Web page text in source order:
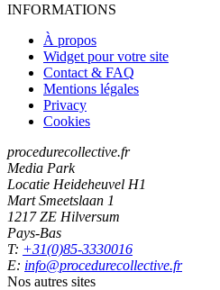
INFORMATIONS
À propos
Widget pour votre site
Contact & FAQ
Mentions légales
Privacy
Cookies
procedurecollective.fr
Media Park
Locatie Heideheuvel H1
Mart Smeetslaan 1
1217 ZE Hilversum
Pays-Bas
T: +31(0)85-3330016
E: info@procedurecollective.fr
Nos autres sites